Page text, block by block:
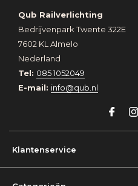
Qub Railverlichting
Bedrijvenpark Twente 322E
7602 KL Almelo
Nederland
Tel: 085 1052049
E-mail: info@qub.nl
Klantenservice